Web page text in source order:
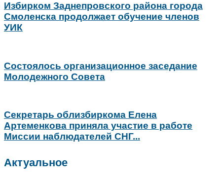
Избирком Заднепровского района города
Смоленска продолжает обучение членов
УИК
Состоялось организационное заседание
Молодежного Совета
Секретарь облизбиркома Елена
Артеменкова приняла участие в работе
Миссии наблюдателей СНГ...
Актуальное